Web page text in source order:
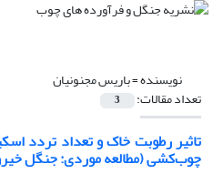
نویسنده =باریس مجنونیان
تعداد مقالات: 3
تاثیر رطوبت خاک و تعداد تردد
چوب‌کشی (مطالعه موردی: جنگل